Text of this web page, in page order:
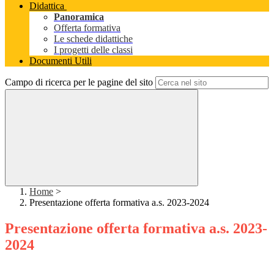
Didattica
Panoramica
Offerta formativa
Le schede didattiche
I progetti delle classi
Documenti Utili
Campo di ricerca per le pagine del sito
Home >
Presentazione offerta formativa a.s. 2023-2024
Presentazione offerta formativa a.s. 2023-
2024